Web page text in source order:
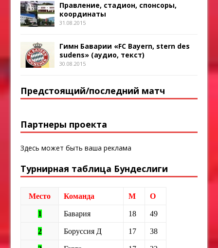
Правление, стадион, спонсоры,
координаты
31.08.2015
Гимн Баварии «FC Bayern, stern des
sudens» (аудио, текст)
30.08.2015
Предстоящий/последний матч
Партнеры проекта
Здесь может быть ваша реклама
Турнирная таблица Бундеслиги
Место Команда М О
1 Бавария 18 49
2 Боруссия Д 17 38